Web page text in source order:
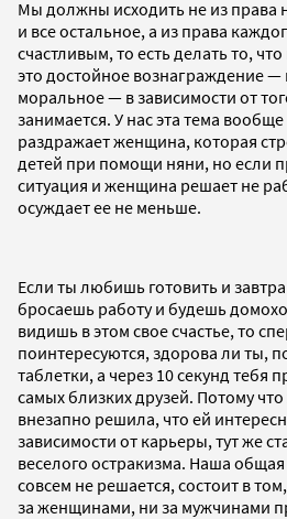
Мы должны исходить не из права
и все остальное, а из права
счастливым, то есть делать то,
это достойное вознаграждение
моральное — в зависимости от
занимается. У нас эта тема вообще
раздражает женщина, которая
детей при помощи няни, но если
ситуация и женщина решает не
осуждает ее не меньше.
Если ты любишь готовить и
бросаешь работу и будешь
видишь в этом свое счастье, то
поинтересуются, здорова ли ты,
таблетки, а через 10 секунд тебя
самых близких друзей. Потому
внезапно решила, что ей
зависимости от карьеры, тут же
веселого остракизма. Наша
совсем не решается, состоит в
за женщинами, ни за мужчинами